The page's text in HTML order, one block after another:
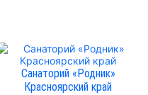
Санаторий «Родник»
Красноярский край